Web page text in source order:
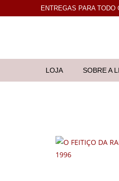
ENTREGAS PARA TODO
LOJA SOBRE A